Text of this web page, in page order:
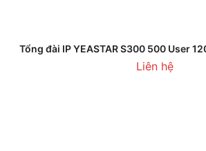
Tổng đài IP YEASTAR S300 500 User
Liên hệ